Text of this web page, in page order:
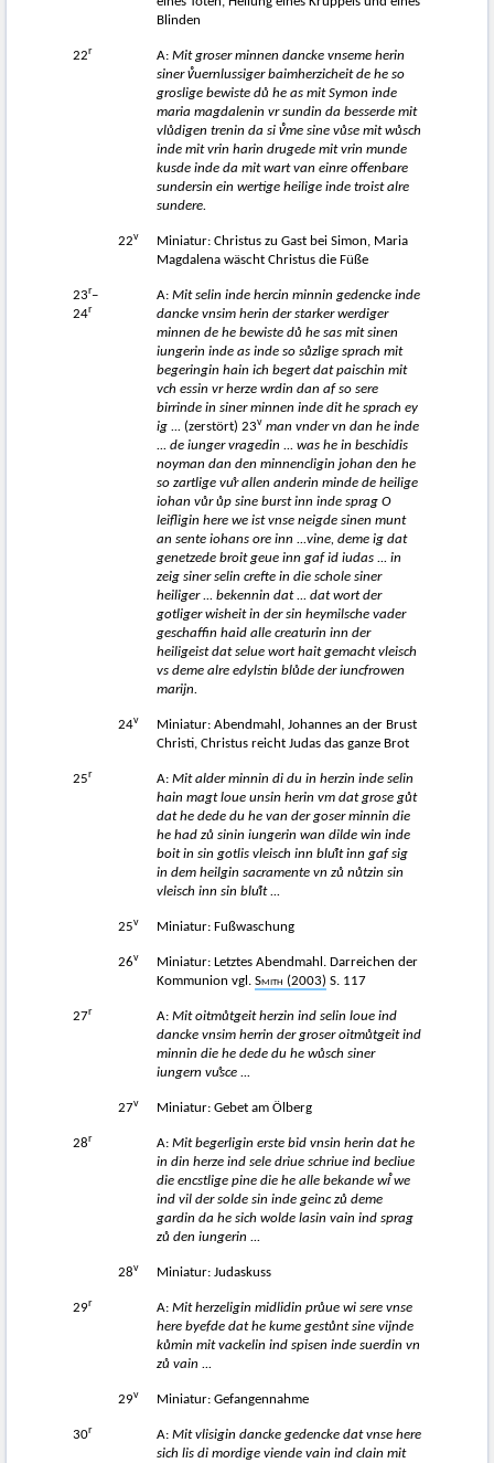
Blinden
22r A: Mit groser minnen dancke vnseme herin
siner v̊uernlussiger baimherzicheit de he so
groslige bewiste dů he as mit Symon inde
maria magdalenin vr sundin da besserde mit
vlůdigen trenin da si v̊me sine vůse mit wůsch
inde mit vrin harin drugede mit vrin munde
kusde inde da mit wart van einre offenbare
sundersin ein wertige heilige inde troist alre
sundere.
22v
Miniatur: Christus zu Gast bei Simon, Maria
Magdalena wäscht Christus die Füße
23r–
24r
A: Mit selin inde hercin minnin gedencke inde
dancke vnsim herin der starker werdiger
minnen de he bewiste dů he sas mit sinen
iungerin inde as inde so sůzlige sprach mit
begeringin hain ich begert dat paischin mit
vch essin vr herze wrdin dan af so sere
birrinde in siner minnen inde dit he sprach ey
ig ... (zerstört) 23v man vnder vn dan he inde
... de iunger vragedin ... was he in beschidis
noyman dan den minnencligin johan den he
so zartlige vuͦr allen anderin minde de heilige
iohan vůr ůp sine burst inn inde sprag O
leifligin here we ist vnse neigde sinen munt
an sente iohans ore inn ...vine, deme ig dat
genetzede broit geue inn gaf id iudas ... in
zeig siner selin crefte in die schole siner
heiliger ... bekennin dat ... dat wort der
gotliger wisheit in der sin heymilsche vader
geschaffin haid alle creaturin inn der
heiligeist dat selue wort hait gemacht vleisch
vs deme alre edylstin blůde der iuncfrowen
marijn.
24v
Miniatur: Abendmahl, Johannes an der Brust
Christi, Christus reicht Judas das ganze Brot
25r A: Mit alder minnin di du in herzin inde selin
hain magt loue unsin herin vm dat grose gůt
dat he dede du he van der goser minnin die
he had zů sinin iungerin wan dilde win inde
boit in sin gotlis vleisch inn bluͦit inn gaf sig
in dem heilgin sacramente vn zů nůtzin sin
vleisch inn sin bluͦit ...
25v Miniatur: Fußwaschung
26v
Miniatur: Letztes Abendmahl. Darreichen der
Kommunion vgl. Smith (2003) S. 117
27r A: Mit oitmůtgeit herzin ind selin loue ind
dancke vnsim herrin der groser oitmůtgeit ind
minnin die he dede du he wůsch siner
iungern vuͦsce ...
27v Miniatur: Gebet am Ölberg
28r A: Mit begerligin erste bid vnsin herin dat he
in din herze ind sele driue schriue ind becliue
die encstlige pine die he alle bekande wi̊ we
ind vil der solde sin inde geinc zů deme
gardin da he sich wolde lasin vain ind sprag
zů den iungerin ...
28v Miniatur: Judaskuss
29r A: Mit herzeligin midlidin průue wi sere vnse
here byefde dat he kume gestůnt sine vijnde
kůmin mit vackelin ind spisen inde suerdin vn
zů vain ...
29v Miniatur: Gefangennahme
30r A: Mit vlisigin dancke gedencke dat vnse here
sich lis di mordige viende vain ind clain mit